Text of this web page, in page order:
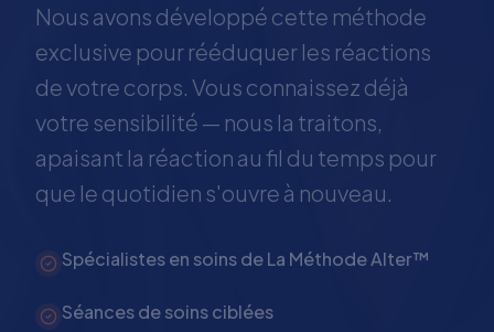
Nous avons développé cette méthode
exclusive pour rééduquer les réactions
de votre corps. Vous connaissez déjà
votre sensibilité — nous la traitons,
apaisant la réaction au fil du temps pour
que le quotidien s'ouvre à nouveau.
Spécialistes en soins de La Méthode Alter™
Séances de soins ciblées